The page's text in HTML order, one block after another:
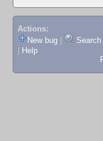
Actions:
New bug
Search
Help